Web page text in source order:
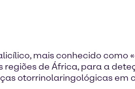
mais conhecido como
de África, para a
otorrinolaringológicas em